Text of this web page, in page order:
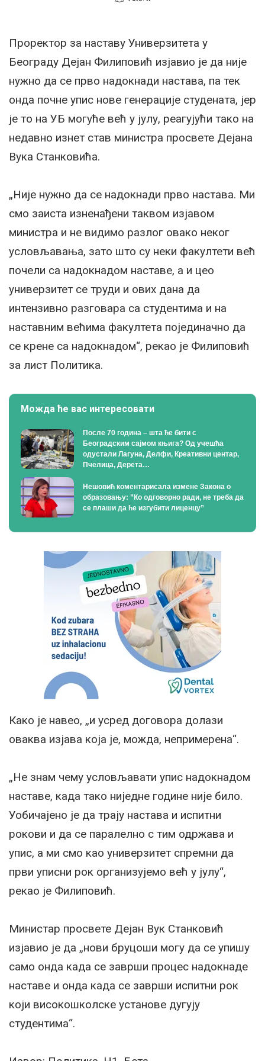
Проректор за наставу Универзитета у
Београду Дејан Филиповић изјавио је да није
нужно да се прво надокнади настава, па тек
онда почне упис нове генерације студената, јер
је то на УБ могуће већ у јулу, реагујући тако на
недавно изнет став министра просвете Дејана
Вука Станковића.
„Није нужно да се надокнади прво настава. Ми
смо заиста изненађени таквом изјавом
министра и не видимо разлог овако неког
условљавања, зато што су неки факултети већ
почели са надокнадом наставе, а и цео
универзитет се труди и ових дана да
интензивно разговара са студентима и на
наставним већима факултета појединачно да
се крене са надокнадом“, рекао је Филиповић
за лист Политика.
Можда ће вас интересовати
После 70 година – шта ће бити с
Београдским сајмом књига? Од учешћа
одустали Лагуна, Делфи, Креативни центар,
Пчелица, Дерета…
Нешовић коментарисала измене Закона о
образовању: ”Ко одговорно ради, не треба да
се плаши да ће изгубити лиценцу”
Како је навео, „и усред договора долази
оваква изјава која је, можда, непримерена“.
„Не знам чему условљавати упис надокнадом
наставе, када тако ниједне године није било.
Уобичајено је да трају настава и испитни
рокови и да се паралелно с тим одржава и
упис, а ми смо као универзитет спремни да
први уписни рок организујемо већ у јулу“,
рекао је Филиповић.
Министар просвете Дејан Вук Станковић
изјавио је да „нови бруцоши могу да се упишу
само онда када се заврши процес надокнаде
наставе и онда када се заврши испитни рок
који високошколске установе дугују
студентима“.